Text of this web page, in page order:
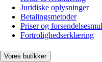
Juridiske oplysninger
Betalingsmetoder
Priser og
Fortrolighedserklæring
Vores butikker